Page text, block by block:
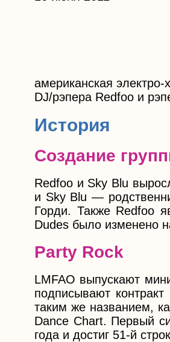
американская
DJ/рэпера Redfoo и
История
Создание
Redfoo и Sky Blu
и Sky Blu —
Горди. Также Redfoo
Dudes было изменено
Party Rock
LMFAO выпускают
подписывают
таким же названием,
Dance Chart. Первый
года и достиг 51-й